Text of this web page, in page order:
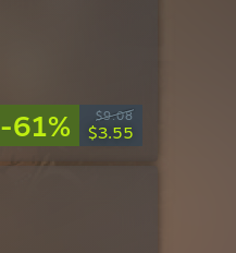
-61% $9.08
$3.55